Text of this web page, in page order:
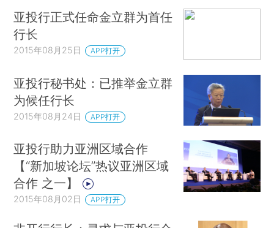
亚投行正式任命金立群为首任
行长
2015年08月25日 APP打开
亚投行秘书处：已推举金立群
为候任行长
2015年08月24日 APP打开
亚投行助力亚洲区域合作
【“新加坡论坛”热议亚洲区域
合作 之一】
2015年08月02日 APP打开